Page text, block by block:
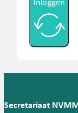
Inloggen
Secretariaat